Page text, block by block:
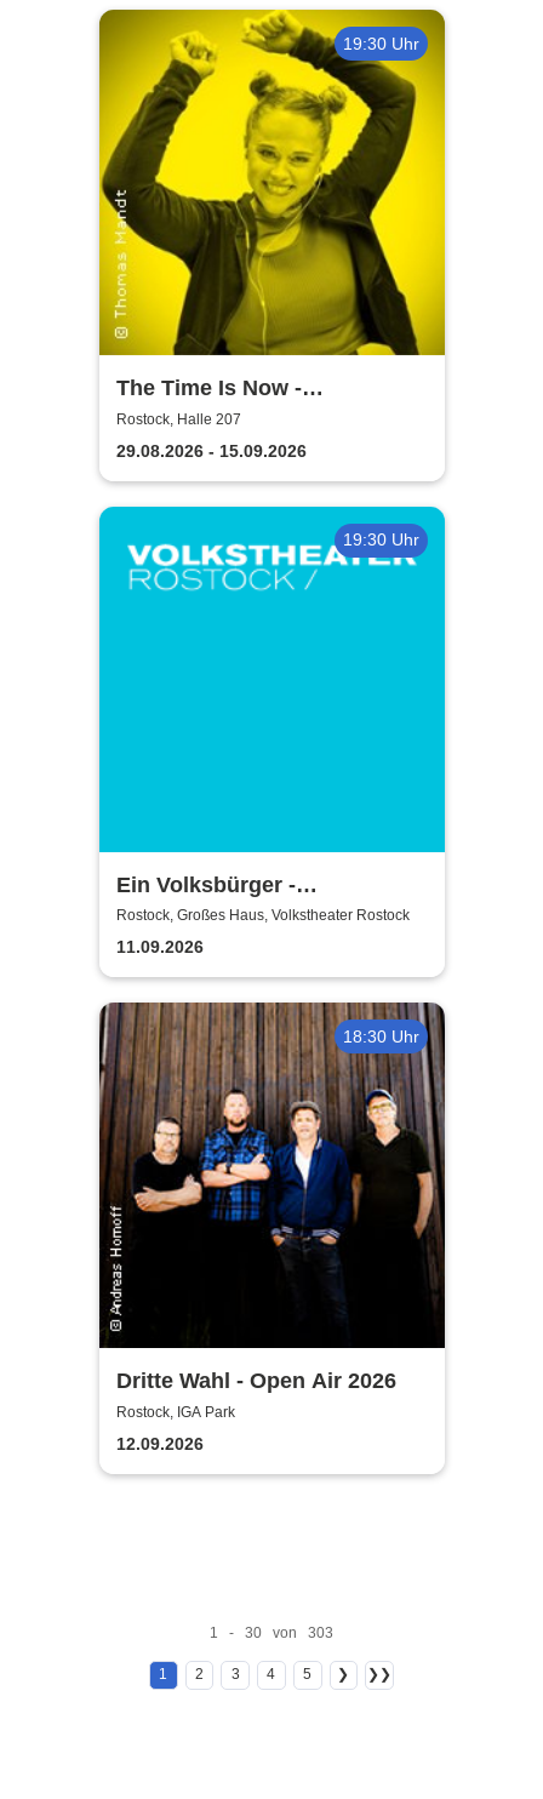
19:30 Uhr
The Time Is Now -
Volkstheater Rostock
Rostock, Halle 207
29.08.2026 - 15.09.2026
19:30 Uhr
Ein Volksbürger -
Volkstheater Rostock
Rostock, Großes Haus, Volkstheater Rostock
11.09.2026
18:30 Uhr
Dritte Wahl - Open Air 2026
Rostock, IGA Park
12.09.2026
1 - 30 von 303
1 2 3 4 5 ❯ ❯❯